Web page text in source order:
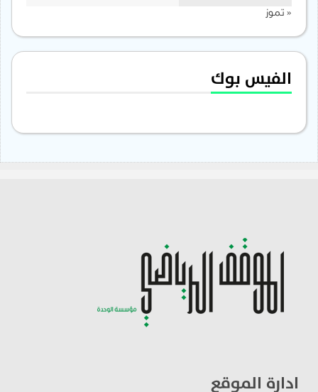
« تموز
الفيس بوك
ادارة الموقع